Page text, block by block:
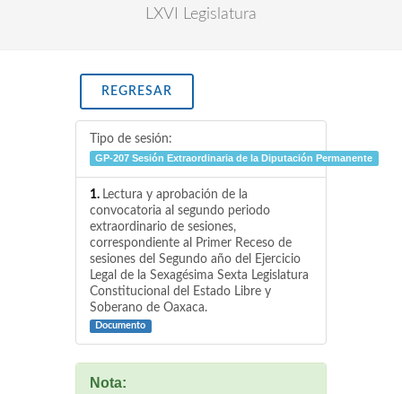
LXVI Legislatura
REGRESAR
Tipo de sesión:
GP-207 Sesión Extraordinaria de la Diputación Permanente
1. Lectura y aprobación de la
convocatoria al segundo periodo
extraordinario de sesiones,
correspondiente al Primer Receso de
sesiones del Segundo año del Ejercicio
Legal de la Sexagésima Sexta Legislatura
Constitucional del Estado Libre y
Soberano de Oaxaca.
Documento
Nota: